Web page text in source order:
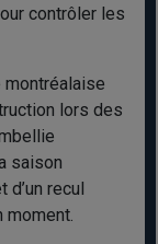
contrôler les
montréalaise
lors des
saison
recul
moment.